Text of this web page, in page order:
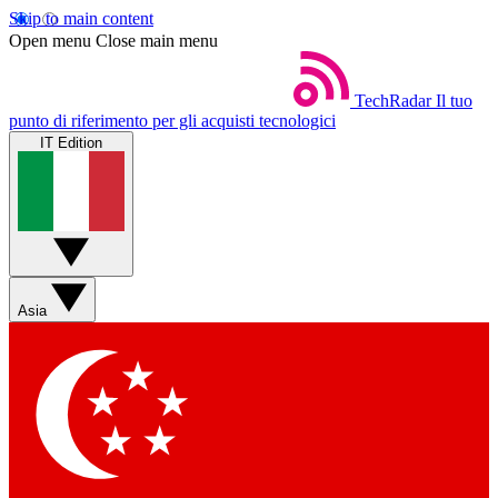
Skip to main content
Open menu Close main menu
TechRadar Il tuo
punto di riferimento per gli acquisti tecnologici
IT Edition
Asia